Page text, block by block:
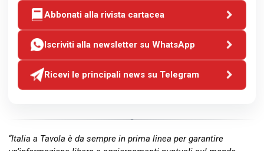
Abbonati alla rivista cartacea
Iscriviti alla newsletter su WhatsApp
Ricevi le principali news su Telegram
“Italia a Tavola è da sempre in prima linea per garantire